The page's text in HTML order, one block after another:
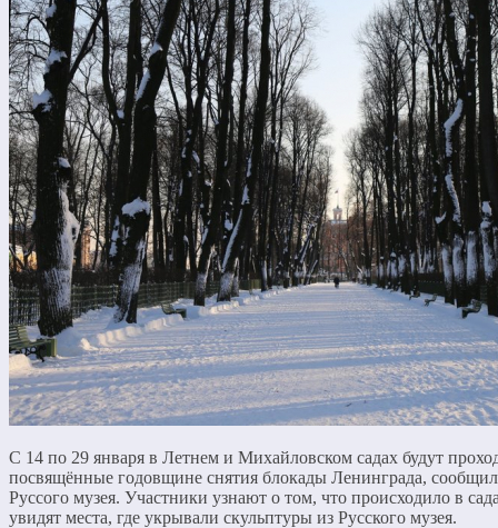
С 14 по 29 января в Летнем и Михайловском садах будут
посвящённые годовщине снятия блокады Ленинграда,
Руссого музея. Участники узнают о том, что происходило в
увидят места, где укрывали скульптуры из Русского музея.